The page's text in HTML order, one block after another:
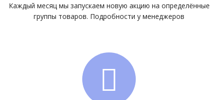
Каждый месяц мы запускаем новую акцию на определённые
группы товаров. Подробности у менеджеров